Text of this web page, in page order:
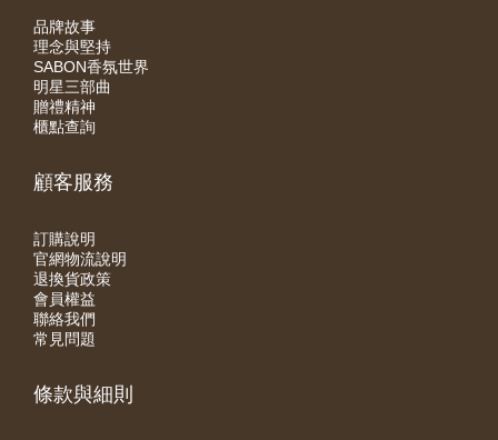
品牌故事
理念與堅持
SABON香氛世界
明星三部曲
贈禮精神
櫃點查詢
顧客服務
訂購說明
官網物流說明
退換貨政策
會員權益
聯絡我們
常見問題
條款與細則